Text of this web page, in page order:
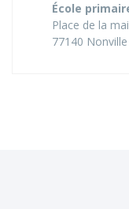
École
Place de la
77140